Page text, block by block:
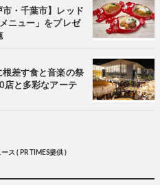
市・千葉市】レッド
ニュー」をプレゼ
根差す食と音楽の祭
店と多彩なアーテ
ス ( PR TIMES提供 )